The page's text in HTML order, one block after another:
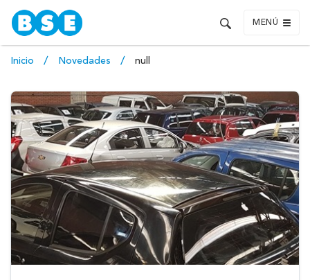
MENÚ
Inicio Novedades null